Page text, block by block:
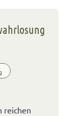
reichen